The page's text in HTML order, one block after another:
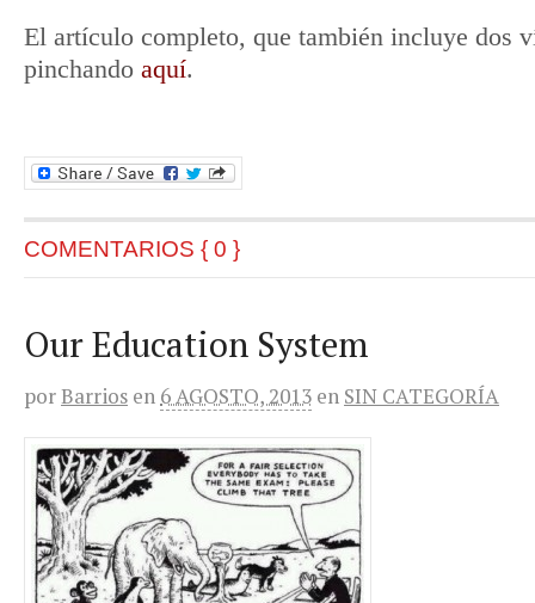
El artículo completo, que también incluye dos
pinchando aquí.
COMENTARIOS { 0 }
Our Education System
porBarrios en 6 AGOSTO, 2013 en SIN CATEGORÍA